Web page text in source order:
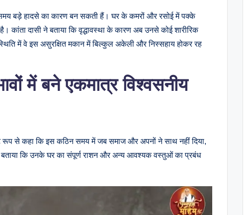
बड़े हादसे का कारण बन सकती हैं। घर के कमरों और रसोई में पक्के
कांता दासी ने बताया कि वृद्धावस्था के कारण अब उनसे कोई शारीरिक
में वे इस असुरक्षित मकान में बिल्कुल अकेली और निस्सहाय होकर रह
में बने एकमात्र विश्वसनीय
रूप से कहा कि इस कठिन समय में जब समाज और अपनों ने साथ नहीं दिया,
बताया कि उनके घर का संपूर्ण राशन और अन्य आवश्यक वस्तुओं का प्रबंध